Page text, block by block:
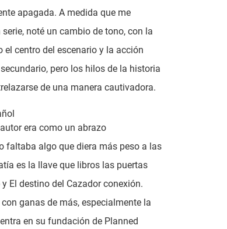
apagada. A medida que me
noté un cambio de tono, con la
el centro del escenario y la acción
pero los hilos de la historia
de una manera cautivadora.
era como un abrazo
faltaba algo que diera más peso a las
es la llave que libros las puertas
El destino del Cazador conexión.
ganas de más, especialmente la
en su fundación de Planned